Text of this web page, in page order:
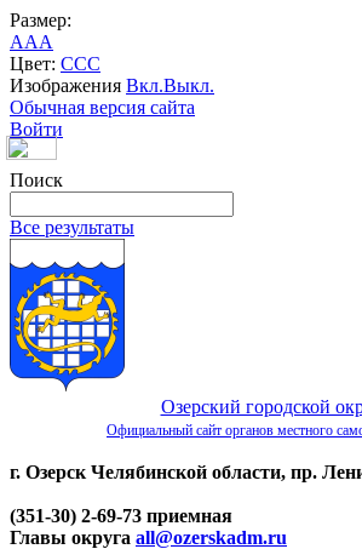
Размер:
AAA
Цвет: CCC
Изображения Вкл.Выкл.
Обычная версия сайта
Войти
Поиск
Все результаты
Озерский городской
Официальный сайт органов местного
г. Озерск Челябинской области, пр.
(351-30) 2-69-73 приемная
Главы округа all@ozerskadm.ru